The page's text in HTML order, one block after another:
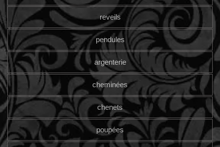
reveils
pendules
argenterie
cheminées
chenets
poupées